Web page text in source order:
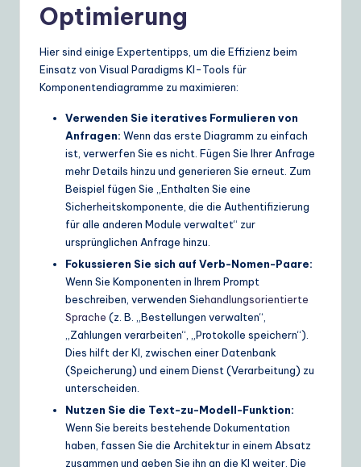
Optimierung
Hier sind einige Expertentipps, um die Effizienz beim
Einsatz von Visual Paradigms KI-Tools für
Komponentendiagramme zu maximieren:
Verwenden Sie iteratives Formulieren von
Anfragen: Wenn das erste Diagramm zu einfach
ist, verwerfen Sie es nicht. Fügen Sie Ihrer Anfrage
mehr Details hinzu und generieren Sie erneut. Zum
Beispiel fügen Sie „Enthalten Sie eine
Sicherheitskomponente, die die Authentifizierung
für alle anderen Module verwaltet“ zur
ursprünglichen Anfrage hinzu.
Fokussieren Sie sich auf Verb-Nomen-Paare:
Wenn Sie Komponenten in Ihrem Prompt
beschreiben, verwenden Siehandlungsorientierte
Sprache (z. B. „Bestellungen verwalten“,
„Zahlungen verarbeiten“, „Protokolle speichern“).
Dies hilft der KI, zwischen einer Datenbank
(Speicherung) und einem Dienst (Verarbeitung) zu
unterscheiden.
Nutzen Sie die Text-zu-Modell-Funktion:
Wenn Sie bereits bestehende Dokumentation
haben, fassen Sie die Architektur in einem Absatz
zusammen und geben Sie ihn an die KI weiter. Die